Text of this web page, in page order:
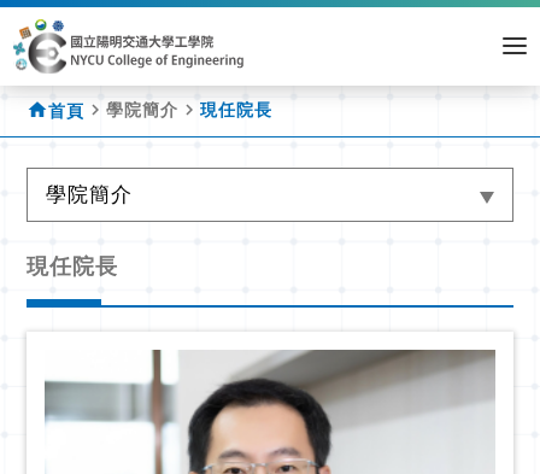
home首頁 navigate_next學院簡介 navigate_next現任院長
學院簡介
現任院長